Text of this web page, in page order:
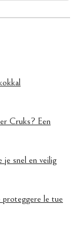
Cruks? Een
je snel en veilig
le tue